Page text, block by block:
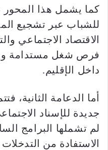
كما يشمل هذا المحور
للشباب عبر تشجيع
الاقتصاد الاجتماعي
فرص شغل مستدامة
داخل الإقليم.
أما الدعامة الثانية،
جديدة للإسناد
لم تشملها البرامج
الاستفادة من التدخلات